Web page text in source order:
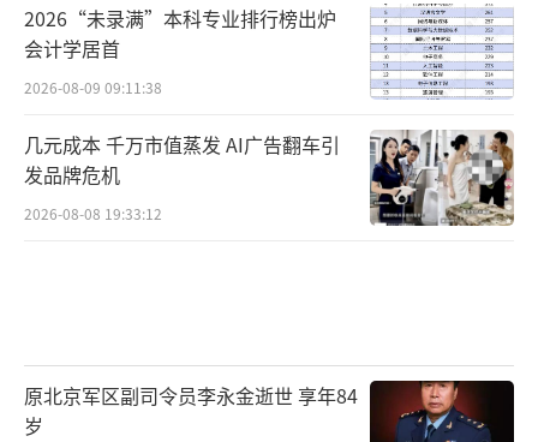
2026“未录满”本科专业排行榜出炉
会计学居首
2026-08-09 09:11:38
几元成本 千万市值蒸发 AI广告翻车引
发品牌危机
2026-08-08 19:33:12
原北京军区副司令员李永金逝世 享年84
岁